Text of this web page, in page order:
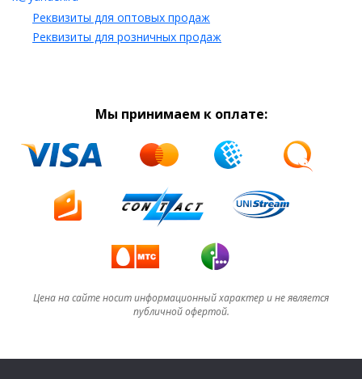
Реквизиты для оптовых продаж
Реквизиты для розничных продаж
Мы принимаем к оплате:
Цена на сайте носит информационный характер и не является
публичной офертой.